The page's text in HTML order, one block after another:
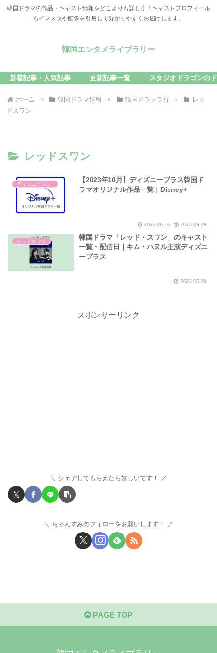
韓国ドラマの作品・キャスト情報をどこよりも詳しく！キャストプロフィール
もインスタや画像を引用して分かりやすくお届けします。
韓国エンタメライブラリー
新着記事・人気記事 更新記事一覧 スタジオドラゴンの
ホーム 韓国ドラマ情報 韓国ドラマラ行
レッ
ドスワン
レッドスワン
【2023年10月】ディズニープラス韓国ド
ラマオリジナル作品一覧｜Disney+
2022.06.16 2023.09.29
レッドスワン
韓国ドラマ「レッド・スワン」のキャスト
一覧・配信日｜キム・ハヌル主演ディズニ
ープラス
2023.05.29
スポンサーリンク
シェアしてもらえたら嬉しいです！
ちゃんすみのフォローをお願いします！
PAGE TOP